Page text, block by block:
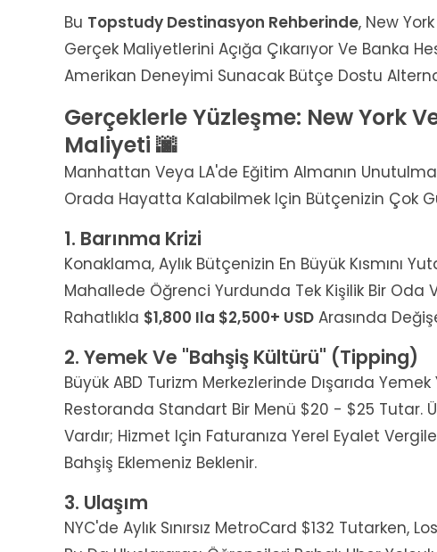
Bu Topstudy Destinasyon Rehberinde, New
Gerçek Maliyetlerini Açığa Çıkarıyor Ve Banka
Amerikan Deneyimi Sunacak Bütçe Dostu
Gerçeklerle Yüzleşme: New York
Maliyeti 🌆
Manhattan Veya LA'de Eğitim Almanın
Orada Hayatta Kalabilmek Için Bütçenizin Çok
1. Barınma Krizi
Konaklama, Aylık Bütçenizin En Büyük Kısmını
Mahallede Öğrenci Yurdunda Tek Kişilik Bir Oda
Rahatlıkla $1,800 Ila $2,500+ USD Arasında
2. Yemek Ve "Bahşiş Kültürü" (Tipping)
Büyük ABD Turizm Merkezlerinde Dışarıda
Restoranda Standart Bir Menü $20 - $25 Tutar.
Vardır; Hizmet Için Faturanıza Yerel Eyalet
Bahşiş Eklemeniz Beklenir.
3. Ulaşım
NYC'de Aylık Sınırsız MetroCard $132 Tutarken,